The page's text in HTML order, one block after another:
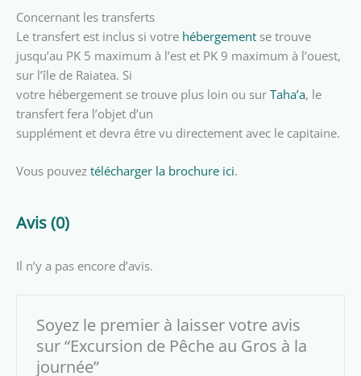
Concernant les transferts
Le transfert est inclus si votre hébergement se trouve
jusqu’au PK 5 maximum à l’est et PK 9 maximum à l’ouest,
sur l’île de Raiatea. Si
votre hébergement se trouve plus loin ou sur Taha’a, le
transfert fera l’objet d’un
supplément et devra être vu directement avec le capitaine.
Vous pouvez télécharger la brochure ici.
Avis (0)
Il n’y a pas encore d’avis.
Soyez le premier à laisser votre avis
sur “Excursion de Pêche au Gros à la
journée”